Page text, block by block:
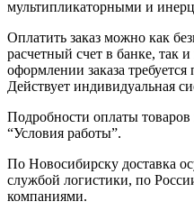
мультипликаторными и
Оплатить заказ можно как
расчетный счет в банке, так
оформлении заказа
Действует индивидуальная
Подробности оплаты товаров
“Условия работы”.
По Новосибирску доставка
службой логистики, по
компаниями.